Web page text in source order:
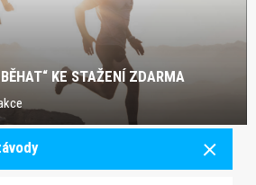
KE STAŽENÍ ZDARMA